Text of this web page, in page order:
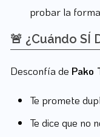
probar la
🚨 ¿Cuándo SÍ
Desconfía de Pako
Te promete
Te dice que no